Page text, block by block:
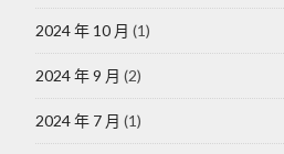
2024 年 10 月 (1)
2024 年 9 月 (2)
2024 年 7 月 (1)